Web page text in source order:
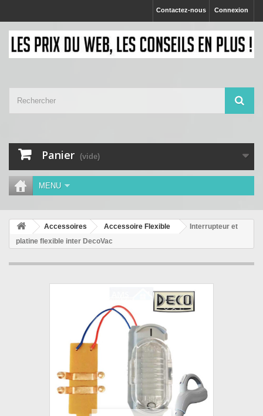
Connexion
Contactez-nous
Panier (vide)
MENU
Accessoires Accessoire Flexible
Interrupteur et
platine flexible inter DecoVac